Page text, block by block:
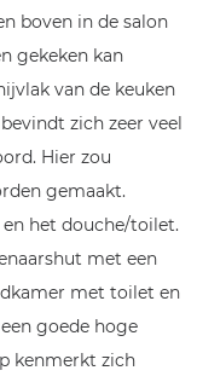
boven in de salon
gekeken kan
van de keuken
zich zeer veel
Hier zou
gemaakt.
het douche/toilet.
met een
met toilet en
goede hoge
kenmerkt zich